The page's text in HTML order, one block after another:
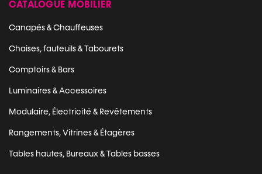
CATALOGUE MOBILIER
Canapés & Chauffeuses
Chaises, fauteuils & Tabourets
Comptoirs & Bars
Luminaires & Accessoires
Modulaire, Électricité & Revêtements
Rangements, Vitrines & Étagères
Tables hautes, Bureaux & Tables basses